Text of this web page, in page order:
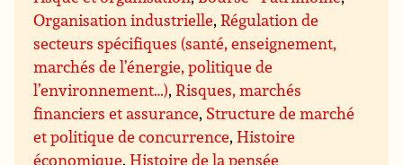
Organisation industrielle,Régulation de
secteurs spécifiques (santé, enseignement,
marchés de l’énergie, politique de
l’environnement…),Risques, marchés
financiers et assurance, Structure de marché
et politique de concurrence,Histoire
économique,Histoire de la pensée